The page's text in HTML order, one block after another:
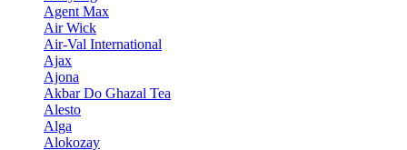
Agent Max
Air Wick
Air-Val International
Ajax
Ajona
Akbar Do Ghazal Tea
Alesto
Alga
Alokozay